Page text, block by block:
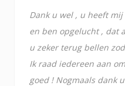
Dank u wel , u heeft
en ben opgelucht , dat
u zeker terug bellen
Ik raad iedereen aan
goed ! Nogmaals dank